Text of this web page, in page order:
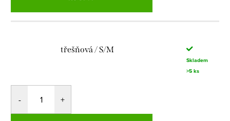
třešňová / S/M
Skladem
>5 ks